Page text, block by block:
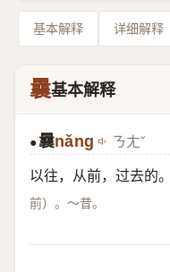
基本解释 详细解释
曩基本解释
●曩nǎng ㄋㄤˇ
以往，从前，过去的。
前）。～昔。